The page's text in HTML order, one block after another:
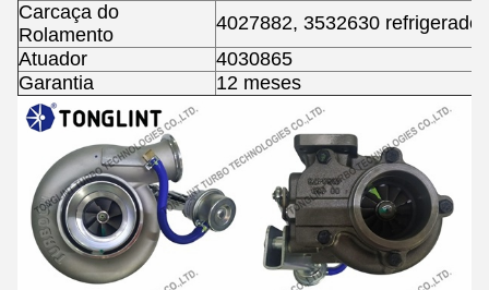
Carcaça do
Rolamento
4027882, 3532630 refrigerado
Atuador
4030865
Garantia
12 meses